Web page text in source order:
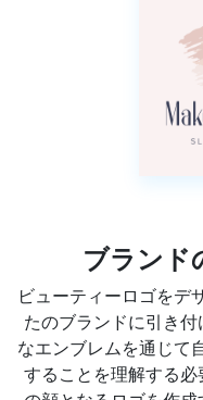
ブランド
ビューティーロゴをデ
たのブランドに引き
なエンブレムを通じて
することを理解する